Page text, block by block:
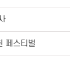
페스티벌